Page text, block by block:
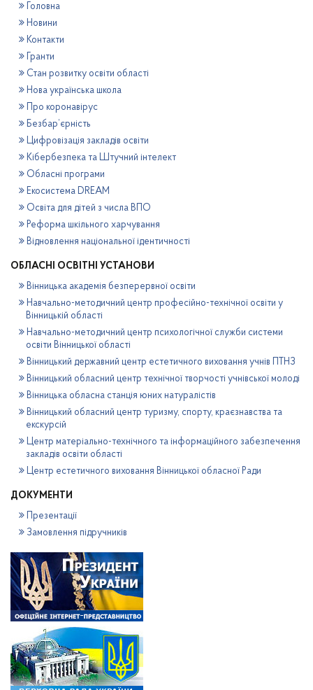
Головна
Новини
Контакти
Гранти
Стан розвитку освіти області
Нова українська школа
Про коронавірус
Безбар’єрність
Цифровізація закладів освіти
Кібербезпека та Штучний інтелект
Обласні програми
Екосистема DREAM
Освіта для дітей з числа ВПО
Реформа шкільного харчування
Відновлення національної ідентичності
ОБЛАСНІ ОСВІТНІ УСТАНОВИ
Вінницька академія безперервної освіти
Навчально-методичний центр професійно-технічної освіти у
Вінницькій області
Навчально-методичний центр психологічної служби системи
освіти Вінницької області
Вінницький державний центр естетичного виховання учнів ПТНЗ
Вінницький обласний центр технічної творчості учнівської молоді
Вінницька обласна станція юних натуралістів
Вінницький обласний центр туризму, спорту, краєзнавства та
екскурсій
Центр матеріально-технічного та інформаційного забезпечення
закладів освіти області
Центр естетичного виховання Вінницької обласної Ради
ДОКУМЕНТИ
Презентації
Замовлення підручників